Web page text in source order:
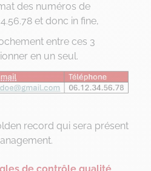
des numéros de
et donc in fine,
entre ces 3
en un seul.
record qui sera présent